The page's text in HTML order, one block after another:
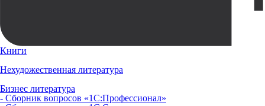
Книги
Нехудожественная литература
Бизнес литература
- Сборник вопросов «1С:Профессионал»